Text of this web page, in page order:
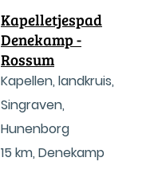
Kapelletjespad
Denekamp -
Rossum
Kapellen, landkruis,
Singraven,
Hunenborg
15 km, Denekamp